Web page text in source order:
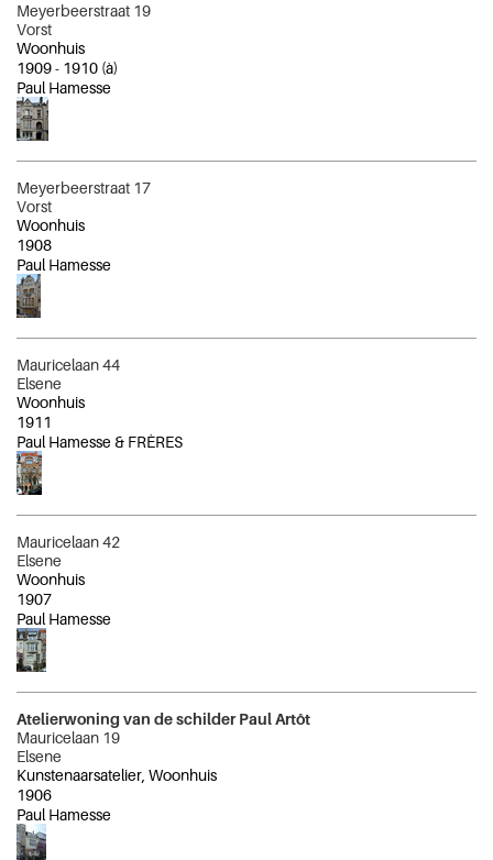
Meyerbeerstraat 19
Vorst
Woonhuis
1909- 1910 (à)
Paul Hamesse
Meyerbeerstraat 17
Vorst
Woonhuis
1908
Paul Hamesse
Mauricelaan 44
Elsene
Woonhuis
1911
Paul Hamesse & FRÈRES
Mauricelaan 42
Elsene
Woonhuis
1907
Paul Hamesse
Atelierwoning van de schilder Paul Artôt
Mauricelaan 19
Elsene
Kunstenaarsatelier, Woonhuis
1906
Paul Hamesse